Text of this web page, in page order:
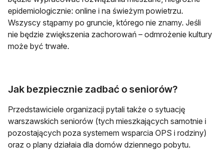
epidemiologicznie: online i na świeżym powietrzu.
Wszyscy stąpamy po gruncie, którego nie znamy. Jeśli
nie będzie zwiększenia zachorowań – odmrożenie kultury
może być trwałe.
Jak bezpiecznie zadbać o seniorów?
Przedstawiciele organizacji pytali także o sytuację
warszawskich seniorów (tych mieszkających samotnie i
pozostających poza systemem wsparcia OPS i rodziny)
oraz o plany działaia dla domów dziennego pobytu.